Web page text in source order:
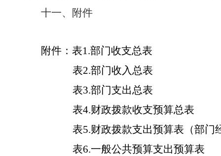
十一、附件
附件：表1.部门收支总表
表2.部门收入总表
表3.部门支出总表
表4.财政拨款收支预算总表
表5.财政拨款支出预算表（部门
表6.一般公共预算支出预算表